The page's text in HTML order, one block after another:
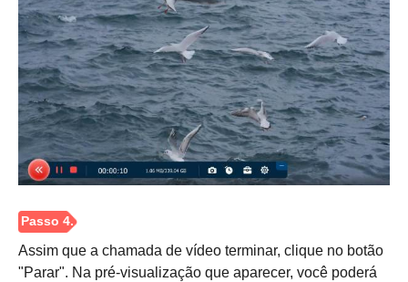
Assim que a chamada de vídeo terminar, clique no botão
"Parar". Na pré-visualização que aparecer, você poderá